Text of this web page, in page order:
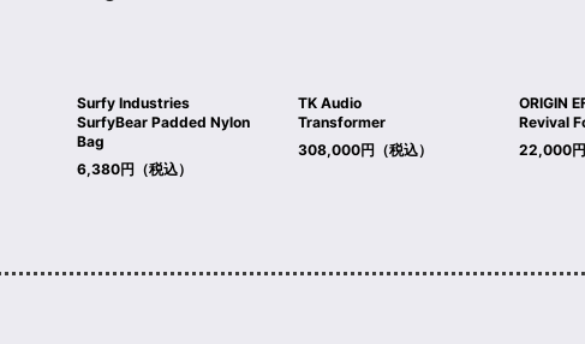
Surfy Industries
SurfyBear Padded Nylon
Bag
6,380円（税込）
TK Audio
Transformer
308,000円（税込）
ORIGIN
Revival
22,000円